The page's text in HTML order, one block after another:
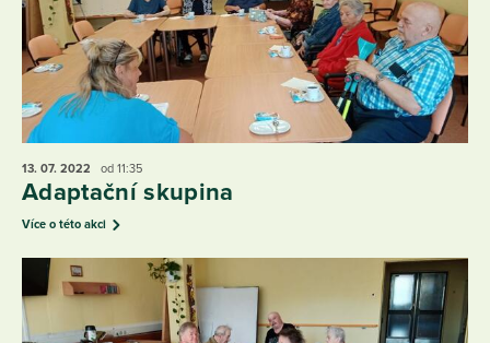
13. 07. 2022 od 11:35
Adaptační skupina
Více o této akci